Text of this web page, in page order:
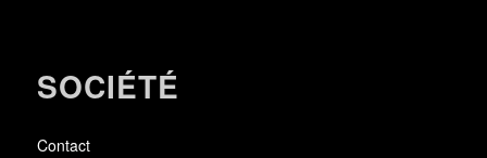
SOCIÉTÉ
Contact